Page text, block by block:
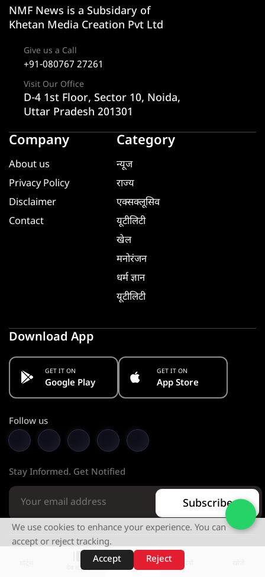
वेब स्टोरीज़
NMF News is a Subsidary of
Khetan Media Creation Pvt Ltd
Give us a Call
+91-080767 27261
Visit Our Office
D-4 1st Floor, Sector 10, Noida,
Uttar Pradesh 201301
Company
About us
Privacy Policy
Disclaimer
Contact
Category
न्यूज
राज्य
एक्सक्लूसिव
यूटीलिटी
खेल
मनोरंजन
धर्म ज्ञान
यूटीलिटी
Download App
GET IT ON
Google Play
GET IT ON
App Store
Follow us
Stay Informed. Get Notified
Subscribe
Copyright © 2026 KMC PVT. LTD. All Rights Reserved.
Designed & Developed by
We use cookies to enhance your experience. You can
accept or reject tracking.
Accept
Reject